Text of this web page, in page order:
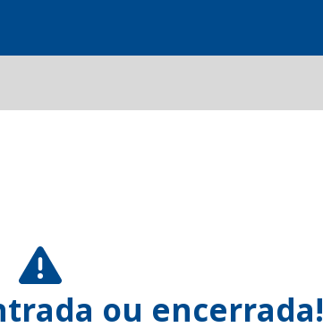
ou encerrada!